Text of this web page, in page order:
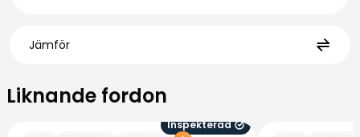
Jämför
Liknande fordon
Inspekterad